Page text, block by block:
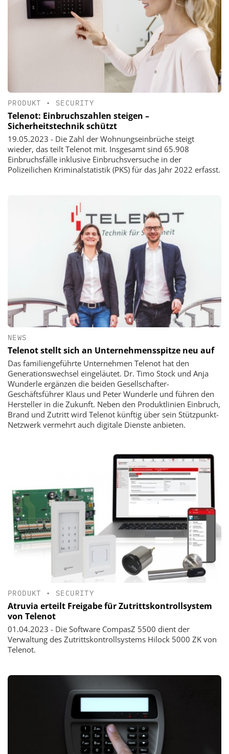
PRODUKT • SECURITY
Telenot: Einbruchszahlen steigen –
Sicherheitstechnik schützt
19.05.2023 - Die Zahl der Wohnungseinbrüche steigt
wieder, das teilt Telenot mit. Insgesamt sind 65.908
Einbruchsfälle inklusive Einbruchsversuche in der
Polizeilichen Kriminalstatistik (PKS) für das Jahr 2022 erfasst.
NEWS
Telenot stellt sich an Unternehmensspitze neu auf
Das familiengeführte Unternehmen Telenot hat den
Generationswechsel eingeläutet. Dr. Timo Stock und Anja
Wunderle ergänzen die beiden Gesellschafter-
Geschäftsführer Klaus und Peter Wunderle und führen den
Hersteller in die Zukunft. Neben den Produktlinien Einbruch,
Brand und Zutritt wird Telenot künftig über sein Stützpunkt-
Netzwerk vermehrt auch digitale Dienste anbieten.
PRODUKT • SECURITY
Atruvia erteilt Freigabe für Zutrittskontrollsystem
von Telenot
01.04.2023 - Die Software CompasZ 5500 dient der
Verwaltung des Zutrittskontrollsystems Hilock 5000 ZK von
Telenot.